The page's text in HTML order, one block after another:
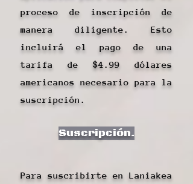
proceso de inscripción de
manera diligente. Esto
incluirá el pago de una
tarifa de $4.99 dólares
americanos necesario para la
suscripción.
Suscripción.
Para suscribirte en Laniakea